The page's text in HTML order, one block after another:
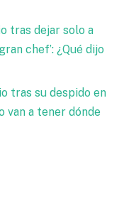
tras dejar solo a
chef’: ¿Qué dijo
tras su despido en
van a tener dónde